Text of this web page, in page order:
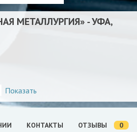
МЕТАЛЛУРГИЯ» - УФА,
Показать
КОНТАКТЫ ОТЗЫВЫ 0